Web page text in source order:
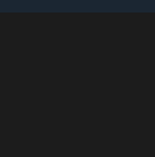
предложение
срок! Будем рады